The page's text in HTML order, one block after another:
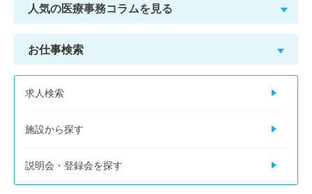
人気の医療事務コラムを見る
お仕事検索
求人検索
施設から探す
説明会・登録会を探す